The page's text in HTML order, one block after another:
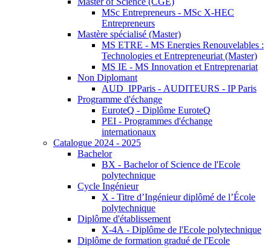
MSc Entrepreneurs - MSc X-HEC
Entrepreneurs
Mastère spécialisé (Master)
MS ETRE - MS Energies Renouvelables :
Technologies et Entrepreneuriat (Master)
MS IE - MS Innovation et Entreprenariat
Non Diplomant
AUD_IPParis - AUDITEURS - IP Paris
Programme d'échange
EuroteQ - Diplôme EuroteQ
PEI - Programmes d'échange
internationaux
Catalogue 2024 - 2025
Bachelor
BX - Bachelor of Science de l'Ecole
polytechnique
Cycle Ingénieur
X - Titre d’Ingénieur diplômé de l’École
polytechnique
Diplôme d'établissement
X-4A - Diplôme de l'Ecole polytechnique
Diplôme de formation gradué de l'Ecole